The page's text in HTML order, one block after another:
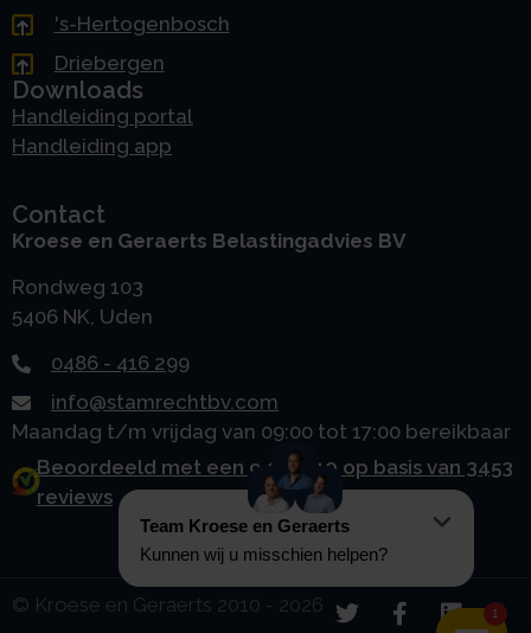
's-Hertogenbosch
Driebergen
Downloads
Handleiding portal
Handleiding app
Contact
Kroese en Geraerts Belastingadvies BV
Rondweg 103
5406 NK, Uden
0486 - 416 299
info@stamrechtbv.com
Maandag t/m vrijdag van 09:00 tot 17:00 bereikbaar
Beoordeeld met een 9.0 uit 10 op basis van 3453
reviews
© Kroese en Geraerts 2010 - 2026